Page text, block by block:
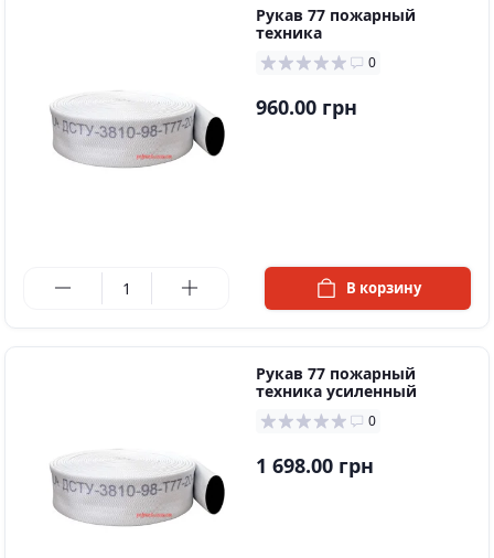
Рукав 77 пожарный
техника
0
960.00 грн
В корзину
Рукав 77 пожарный
техника усиленный
0
1 698.00 грн